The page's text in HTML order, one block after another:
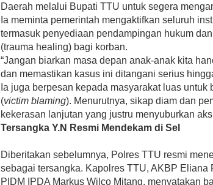
Daerah melalui Bupati TTU untuk segera
Ia meminta pemerintah mengaktifkan seluruh
termasuk penyediaan pendampingan hukum
(trauma healing) bagi korban.
“Jangan biarkan masa depan anak-anak kita
dan memastikan kasus ini ditangani serius
Ia juga berpesan kepada masyarakat luas
(victim blaming). Menurutnya, sikap diam dan
kekerasan lanjutan yang justru menyuburkan
Tersangka Y.N Resmi Mendekam di Sel
Diberitakan sebelumnya, Polres TTU resmi
sebagai tersangka. Kapolres TTU, AKBP Eliana
PIDM IPDA Markus Wilco Mitang, menyatakan